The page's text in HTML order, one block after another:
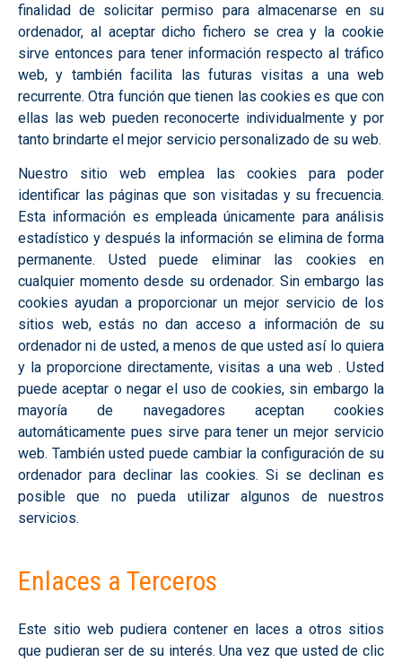
finalidad de solicitar permiso para almacenarse en su
ordenador, al aceptar dicho fichero se crea y la cookie
sirve entonces para tener información respecto al tráfico
web, y también facilita las futuras visitas a una web
recurrente. Otra función que tienen las cookies es que con
ellas las web pueden reconocerte individualmente y por
tanto brindarte el mejor servicio personalizado de su web.
Nuestro sitio web emplea las cookies para poder
identificar las páginas que son visitadas y su frecuencia.
Esta información es empleada únicamente para análisis
estadístico y después la información se elimina de forma
permanente. Usted puede eliminar las cookies en
cualquier momento desde su ordenador. Sin embargo las
cookies ayudan a proporcionar un mejor servicio de los
sitios web, estás no dan acceso a información de su
ordenador ni de usted, a menos de que usted así lo quiera
y la proporcione directamente, visitas a una web . Usted
puede aceptar o negar el uso de cookies, sin embargo la
mayoría de navegadores aceptan cookies
automáticamente pues sirve para tener un mejor servicio
web. También usted puede cambiar la configuración de su
ordenador para declinar las cookies. Si se declinan es
posible que no pueda utilizar algunos de nuestros
servicios.
Enlaces a Terceros
Este sitio web pudiera contener en laces a otros sitios
que pudieran ser de su interés. Una vez que usted de clic